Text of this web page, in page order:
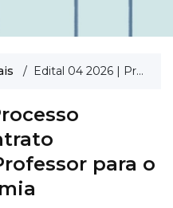
/ Edital 04 2026 | Processo Seletivo para Contrato Emergencial de Professor para o Curso de Agronomia
para o